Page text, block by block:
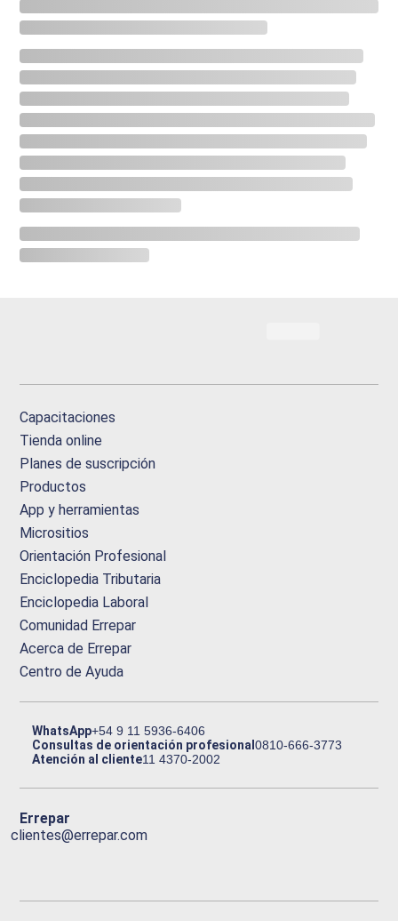
Capacitaciones
Tienda online
Planes de suscripción
Productos
App y herramientas
Micrositios
Orientación Profesional
Enciclopedia Tributaria
Enciclopedia Laboral
Comunidad Errepar
Acerca de Errepar
Centro de Ayuda
WhatsApp+54 9 11 5936-6406
Consultas de orientación profesional0810-666-3773
Atención al cliente11 4370-2002
Errepar
clientes@errepar.com